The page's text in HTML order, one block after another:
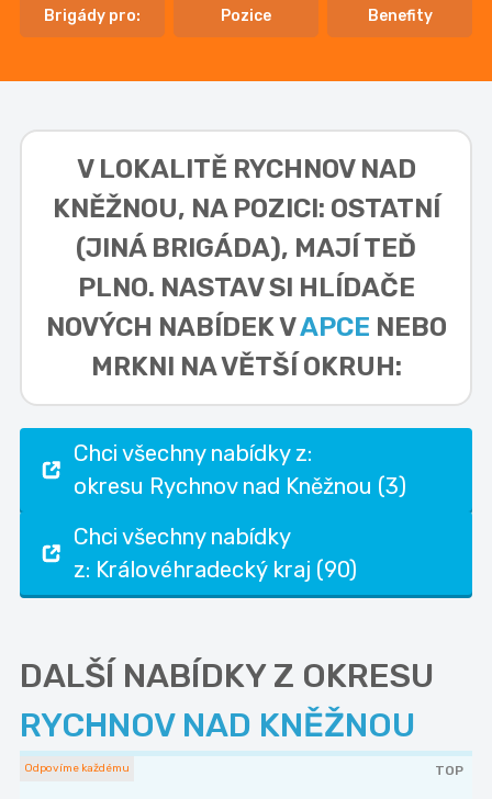
Brigády pro: Pozice Benefity
V LOKALITĚ RYCHNOV NAD
KNĚŽNOU, NA POZICI: OSTATNÍ
(JINÁ BRIGÁDA), MAJÍ TEĎ
PLNO. NASTAV SI HLÍDAČE
NOVÝCH NABÍDEK VAPCE NEBO
MRKNI NA VĚTŠÍ OKRUH:
Chci všechny nabídky z:
okresu Rychnov nad Kněžnou (3)
Chci všechny nabídky
z: Královéhradecký kraj (90)
DALŠÍ NABÍDKY Z OKRESU
RYCHNOV NAD KNĚŽNOU
Odpovíme každému TOP